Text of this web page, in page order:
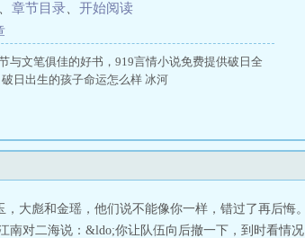
章节目录
开始阅读
与文笔俱佳的好书，919言情小说免费提供破日全
日出生的孩子命运怎么样 冰河
大彪和金瑶，他们说不能像你一样，错过了再后悔。
南对二海说：&ldo;你让队伍向后撤一下，到时看情况